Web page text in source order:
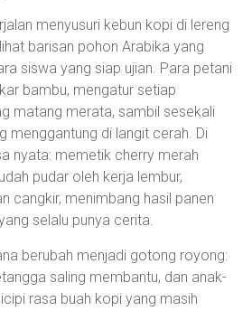
menyusuri kebun kopi di lereng
barisan pohon Arabika yang
siswa yang siap ujian. Para petani
bambu, mengatur setiap
matang merata, sambil sesekali
menggantung di langit cerah. Di
nyata: memetik cherry merah
pudar oleh kerja lembur,
cangkir, menimbang hasil panen
selalu punya cerita.
berubah menjadi gotong royong:
saling membantu, dan anak-
rasa buah kopi yang masih